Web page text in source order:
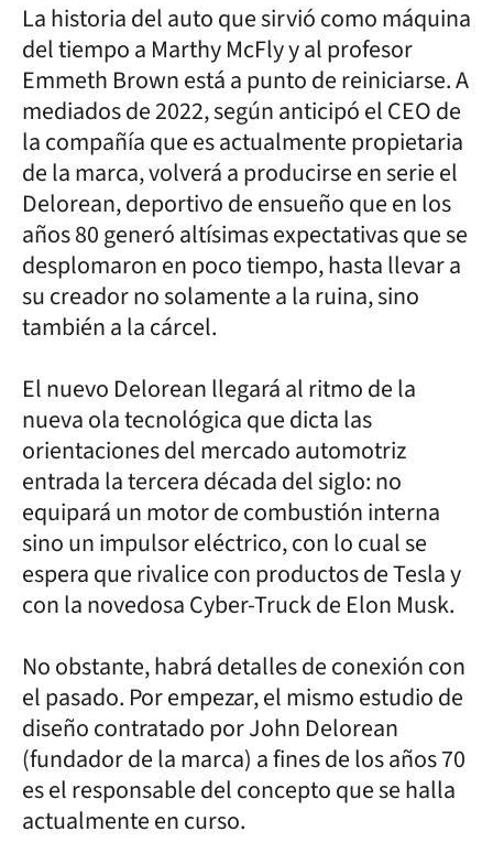
La historia del auto que sirvió como máquina
del tiempo a Marthy McFly y al profesor
Emmeth Brown está a punto de reiniciarse. A
mediados de 2022, según anticipó el CEO de
la compañía que es actualmente propietaria
de la marca, volverá a producirse en serie el
Delorean, deportivo de ensueño que en los
años 80 generó altísimas expectativas que se
desplomaron en poco tiempo, hasta llevar a
su creador no solamente a la ruina, sino
también a la cárcel.
El nuevo Delorean llegará al ritmo de la
nueva ola tecnológica que dicta las
orientaciones del mercado automotriz
entrada la tercera década del siglo: no
equipará un motor de combustión interna
sino un impulsor eléctrico, con lo cual se
espera que rivalice con productos de Tesla y
con la novedosa Cyber-Truck de Elon Musk.
No obstante, habrá detalles de conexión con
el pasado. Por empezar, el mismo estudio de
diseño contratado por John Delorean
(fundador de la marca) a fines de los años 70
es el responsable del concepto que se halla
actualmente en curso.